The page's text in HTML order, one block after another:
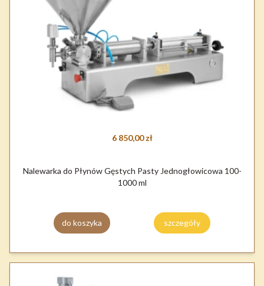
6 850,00 zł
Nalewarka do Płynów Gęstych Pasty Jednogłowicowa 100-
1000 ml
do koszyka szczegóły